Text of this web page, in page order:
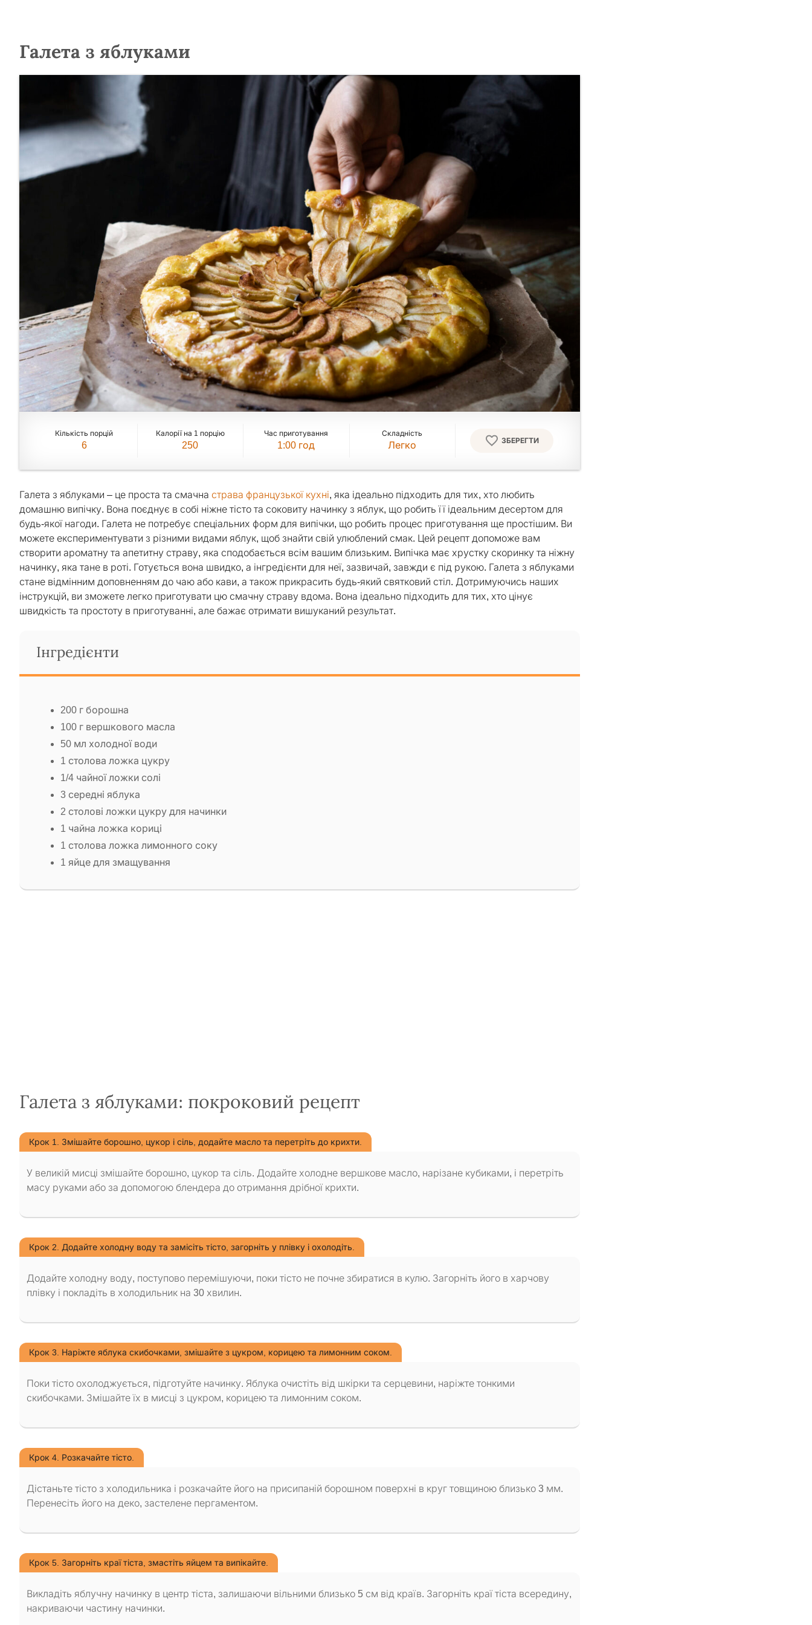
Галета з яблуками
Кількість порцій
6
Калорії на 1 порцію
250
Час приготування
1:00 год
Складність
Легко ЗБЕРЕГТИ
Галета з яблуками – це проста та смачна страва французької кухні, яка ідеально підходить для тих, хто любить
домашню випічку. Вона поєднує в собі ніжне тісто та соковиту начинку з яблук, що робить її ідеальним десертом для
будь-якої нагоди. Галета не потребує спеціальних форм для випічки, що робить процес приготування ще простішим. Ви
можете експериментувати з різними видами яблук, щоб знайти свій улюблений смак. Цей рецепт допоможе вам
створити ароматну та апетитну страву, яка сподобається всім вашим близьким. Випічка має хрустку скоринку та ніжну
начинку, яка тане в роті. Готується вона швидко, а інгредієнти для неї, зазвичай, завжди є під рукою. Галета з яблуками
стане відмінним доповненням до чаю або кави, а також прикрасить будь-який святковий стіл. Дотримуючись наших
інструкцій, ви зможете легко приготувати цю смачну страву вдома. Вона ідеально підходить для тих, хто цінує
швидкість та простоту в приготуванні, але бажає отримати вишуканий результат.
Інгредієнти
200 г борошна
100 г вершкового масла
50 мл холодної води
1 столова ложка цукру
1/4 чайної ложки солі
3 середні яблука
2 столові ложки цукру для начинки
1 чайна ложка кориці
1 столова ложка лимонного соку
1 яйце для змащування
Галета з яблуками: покроковий рецепт
Крок 1. Змішайте борошно, цукор і сіль, додайте масло та перетріть до крихти.
У великій мисці змішайте борошно, цукор та сіль. Додайте холодне вершкове масло, нарізане кубиками, і перетріть
масу руками або за допомогою блендера до отримання дрібної крихти.
Крок 2. Додайте холодну воду та замісіть тісто, загорніть у плівку і охолодіть.
Додайте холодну воду, поступово перемішуючи, поки тісто не почне збиратися в кулю. Загорніть його в харчову
плівку і покладіть в холодильник на 30 хвилин.
Крок 3. Наріжте яблука скибочками, змішайте з цукром, корицею та лимонним соком.
Поки тісто охолоджується, підготуйте начинку. Яблука очистіть від шкірки та серцевини, наріжте тонкими
скибочками. Змішайте їх в мисці з цукром, корицею та лимонним соком.
Крок 4. Розкачайте тісто.
Дістаньте тісто з холодильника і розкачайте його на присипаній борошном поверхні в круг товщиною близько 3 мм.
Перенесіть його на деко, застелене пергаментом.
Крок 5. Загорніть краї тіста, змастіть яйцем та випікайте.
Викладіть яблучну начинку в центр тіста, залишаючи вільними близько 5 см від країв. Загорніть краї тіста всередину,
накриваючи частину начинки.